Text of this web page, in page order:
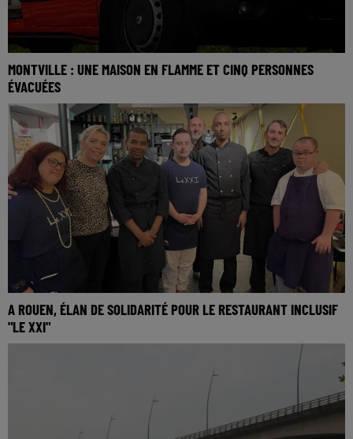
MONTVILLE : UNE MAISON EN FLAMME ET CINQ PERSONNES
ÉVACUÉES
A ROUEN, ÉLAN DE SOLIDARITÉ POUR LE RESTAURANT INCLUSIF
"LE XXI"